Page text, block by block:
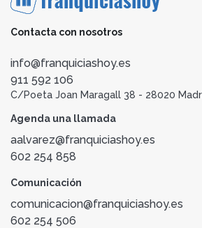
Contacta con nosotros
info@franquiciashoy.es
911 592 106
C/Poeta Joan Maragall 38 - 28020
Agenda una llamada
aalvarez@franquiciashoy.es
602 254 858
Comunicación
comunicacion@franquiciashoy.es
602 254 506